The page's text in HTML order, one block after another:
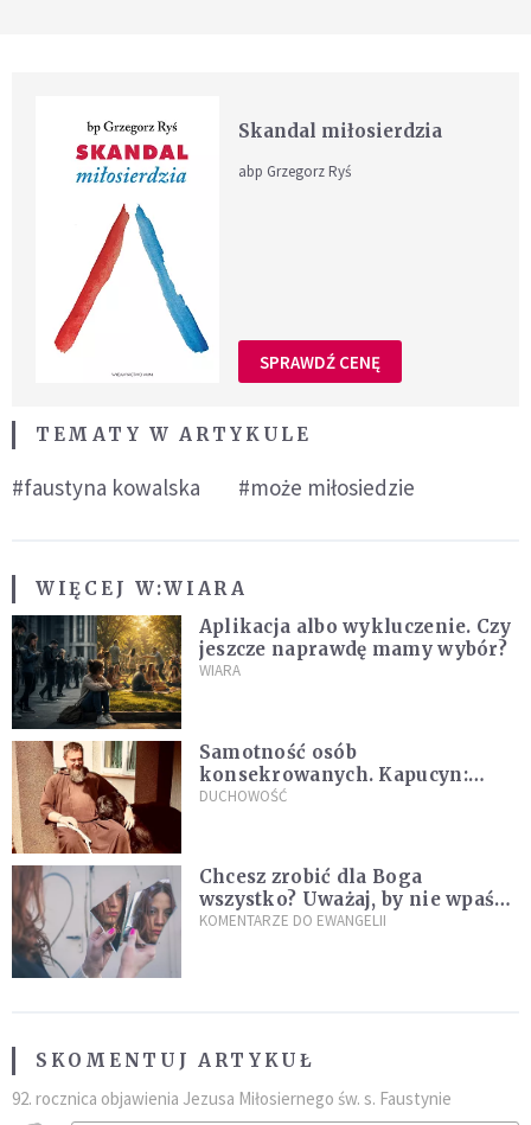
Skandal miłosierdzia
abp Grzegorz Ryś
SPRAWDŹ CENĘ
TEMATY W ARTYKULE
#faustyna kowalska #może miłosiedzie
WIĘCEJ W:WIARA
Aplikacja albo wykluczenie. Czy
jeszcze naprawdę mamy wybór?
WIARA
Samotność osób
konsekrowanych. Kapucyn:
Życie w pojedynkę rzadko jest
DUCHOWOŚĆ
Chcesz zrobić dla Boga
wszystko? Uważaj, by nie wpaść
w groźną pułapkę
KOMENTARZE DO EWANGELII
SKOMENTUJ ARTYKUŁ
92. rocznica objawienia Jezusa Miłosiernego św. s. Faustynie